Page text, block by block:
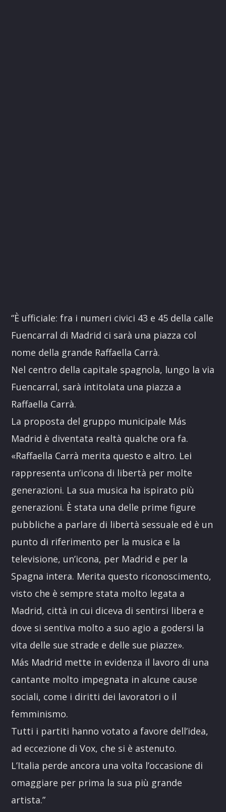
“È ufficiale: fra i numeri civici 43 e 45 della calle
Fuencarral di Madrid ci sarà una piazza col
nome della grande Raffaella Carrà.
Nel centro della capitale spagnola, lungo la via
Fuencarral, sarà intitolata una piazza a
Raffaella Carrà.
La proposta del gruppo municipale Más
Madrid è diventata realtà qualche ora fa.
«Raffaella Carrà merita questo e altro. Lei
rappresenta un’icona di libertà per molte
generazioni. La sua musica ha ispirato più
generazioni. È stata una delle prime figure
pubbliche a parlare di libertà sessuale ed è un
punto di riferimento per la musica e la
televisione, un’icona, per Madrid e per la
Spagna intera. Merita questo riconoscimento,
visto che è sempre stata molto legata a
Madrid, città in cui diceva di sentirsi libera e
dove si sentiva molto a suo agio a godersi la
vita delle sue strade e delle sue piazze».
Más Madrid mette in evidenza il lavoro di una
cantante molto impegnata in alcune cause
sociali, come i diritti dei lavoratori o il
femminismo.
Tutti i partiti hanno votato a favore dell’idea,
ad eccezione di Vox, che si è astenuto.
L’Italia perde ancora una volta l’occasione di
omaggiare per prima la sua più grande
artista.”